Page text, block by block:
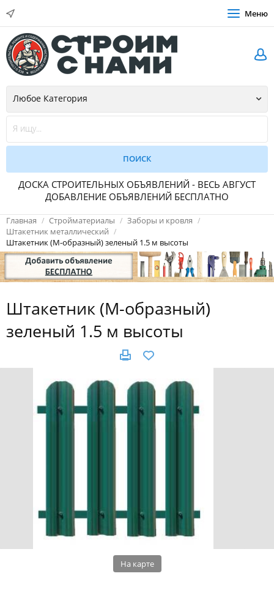
Меню
ДОСКА СТРОИТЕЛЬНЫХ ОБЪЯВЛЕНИЙ - ВЕСЬ АВГУСТ
ДОБАВЛЕНИЕ ОБЪЯВЛЕНИЙ БЕСПЛАТНО
Главная Стройматериалы
Заборы и кровля
Штакетник металлический
Штакетник (М-образный) зеленый 1.5 м высоты
Штакетник (М-образный)
зеленый 1.5 м высоты
На карте